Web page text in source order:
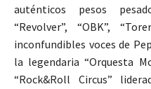
auténticos pesos
“Revolver”, “OBK”,
inconfundibles voces de
la legendaria “Orquesta
“Rock&Roll Circus”